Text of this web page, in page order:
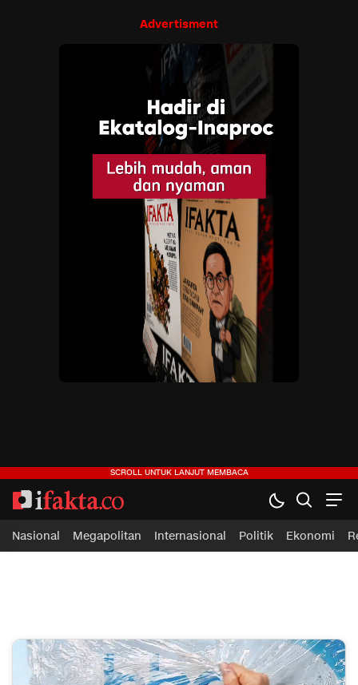
Advertisment
ifakta.co
#pastibenar
Nasional Megapolitan Internasional Politik Ekonomi